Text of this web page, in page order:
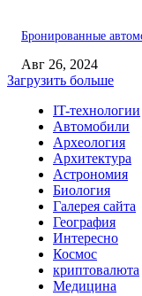
Бронированные
Авг 26, 2024
Загрузить больше
IT-технологии
Автомобили
Археология
Архитектура
Астрономия
Биология
Галерея сайта
География
Интересно
Космос
криптовалюта
Медицина